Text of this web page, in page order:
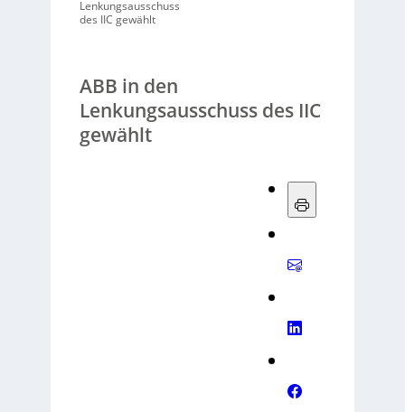
Lenkungsausschuss
des IIC gewählt
ABB in den
Lenkungsausschuss des IIC
gewählt